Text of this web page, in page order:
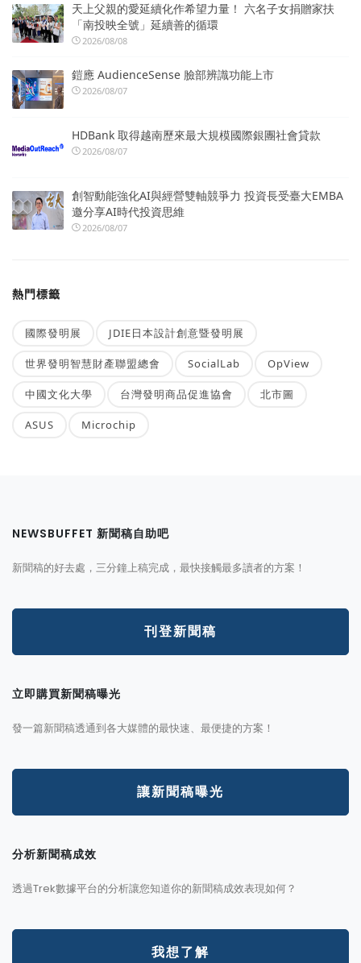
天上父親的愛延續化作希望力量！ 六名子女捐贈家扶
「南投映全號」延續善的循環
2026/08/08
鎧應 AudienceSense 臉部辨識功能上市
2026/08/07
HDBank 取得越南歷來最大規模國際銀團社會貸款
2026/08/07
創智動能強化AI與經營雙軸競爭力 投資長受臺大EMBA
邀分享AI時代投資思維
2026/08/07
熱門標籤
國際發明展 JDIE日本設計創意暨發明展
世界發明智慧財產聯盟總會 SocialLab OpView
中國文化大學 台灣發明商品促進協會 北市圖
ASUS Microchip
NEWSBUFFET 新聞稿自助吧
新聞稿的好去處，三分鐘上稿完成，最快接觸最多讀者的方案！
刊登新聞稿
立即購買新聞稿曝光
發一篇新聞稿透通到各大媒體的最快速、最便捷的方案！
讓新聞稿曝光
分析新聞稿成效
透過Trek數據平台的分析讓您知道你的新聞稿成效表現如何？
我想了解